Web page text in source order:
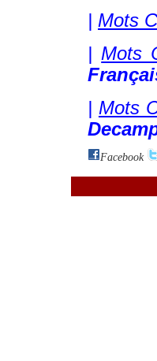
| Mots
| Mots
| Mots
Facebook